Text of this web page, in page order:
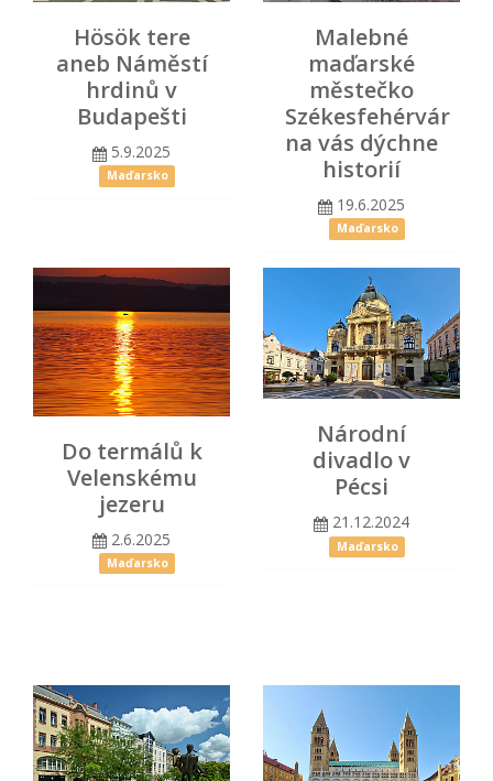
Hösök tere
aneb Náměstí
hrdinů v
Budapešti
5.9.2025
Maďarsko
Malebné
maďarské
městečko
Székesfehérvár
na vás dýchne
historií
19.6.2025
Maďarsko
Do termálů k
Velenskému
jezeru
2.6.2025
Maďarsko
Národní
divadlo v
Pécsi
21.12.2024
Maďarsko